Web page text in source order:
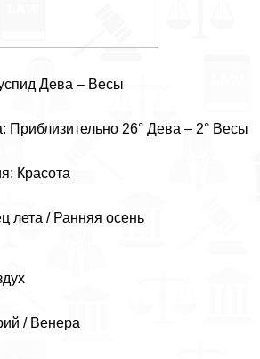
Дева – Весы
Приблизительно 26° Дева – 2° Весы
Красота
лета / Ранняя осень
/ Венера